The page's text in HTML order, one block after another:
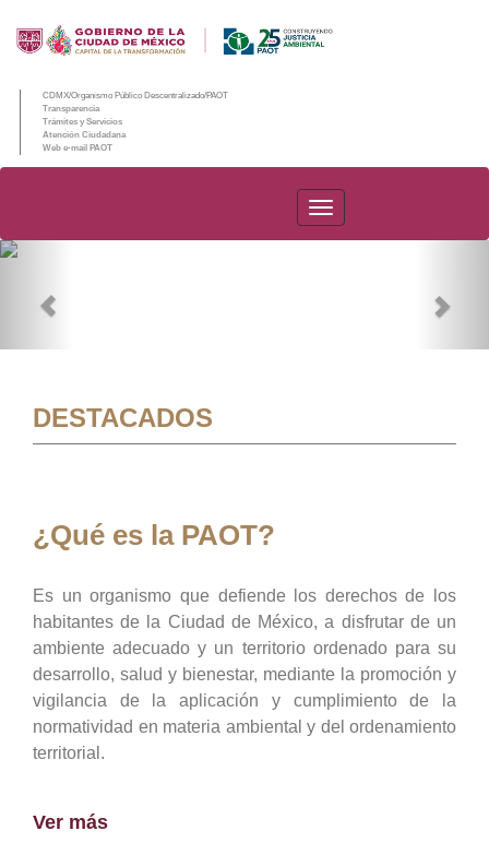
CDMX/Organismo Público Descentralizado/PAOT
Transparencia
Trámites y Servicios
Atención Ciudadana
Web e-mail PAOT
PAOT
DESTACADOS
¿Qué es la PAOT?
Es un organismo que defiende los derechos de los
habitantes de la Ciudad de México, a disfrutar de un
ambiente adecuado y un territorio ordenado para su
desarrollo, salud y bienestar, mediante la promoción y
vigilancia de la aplicación y cumplimiento de la
normatividad en materia ambiental y del ordenamiento
territorial.
Ver más